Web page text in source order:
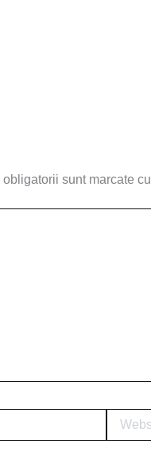
sunt marcate cu
Website